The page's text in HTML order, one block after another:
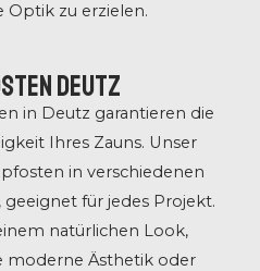
Optik zu erzielen.
Deutz
in Deutz garantieren die
Ihres Zauns. Unser
in verschiedenen
geeignet für jedes Projekt.
natürlichen Look,
moderne Ästhetik oder